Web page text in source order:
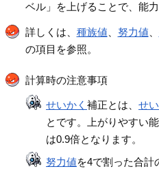
ベル」を上げることで、能力
詳しくは、 種族値、 努力値、
の項目を参照。
計算時の注意事項
せいかく補正とは、せ
とです。上がりやすい
は0.9倍となります。
努力値を4で割った合計